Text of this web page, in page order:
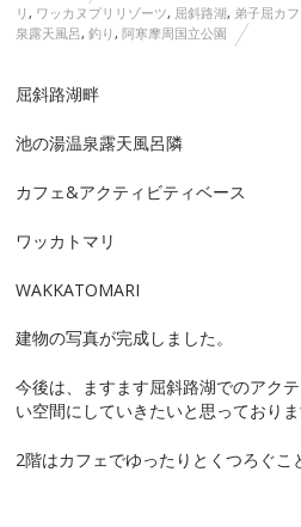
リ, ワッカヌプリリゾーツ, 屈斜路湖, 弟子屈カ
泉露天風呂,釣り,阿寒摩周国立公園
屈斜路湖畔
池の湯温泉露天風呂隣
カフェ&アクティビティベース
ワッカトマリ
WAKKATOMARI
建物の写真が完成しました。
今後は、ますます屈斜路湖でのアク
い空間にしていきたいと思っておりま
2階はカフェでゆったりとくつろぐこ